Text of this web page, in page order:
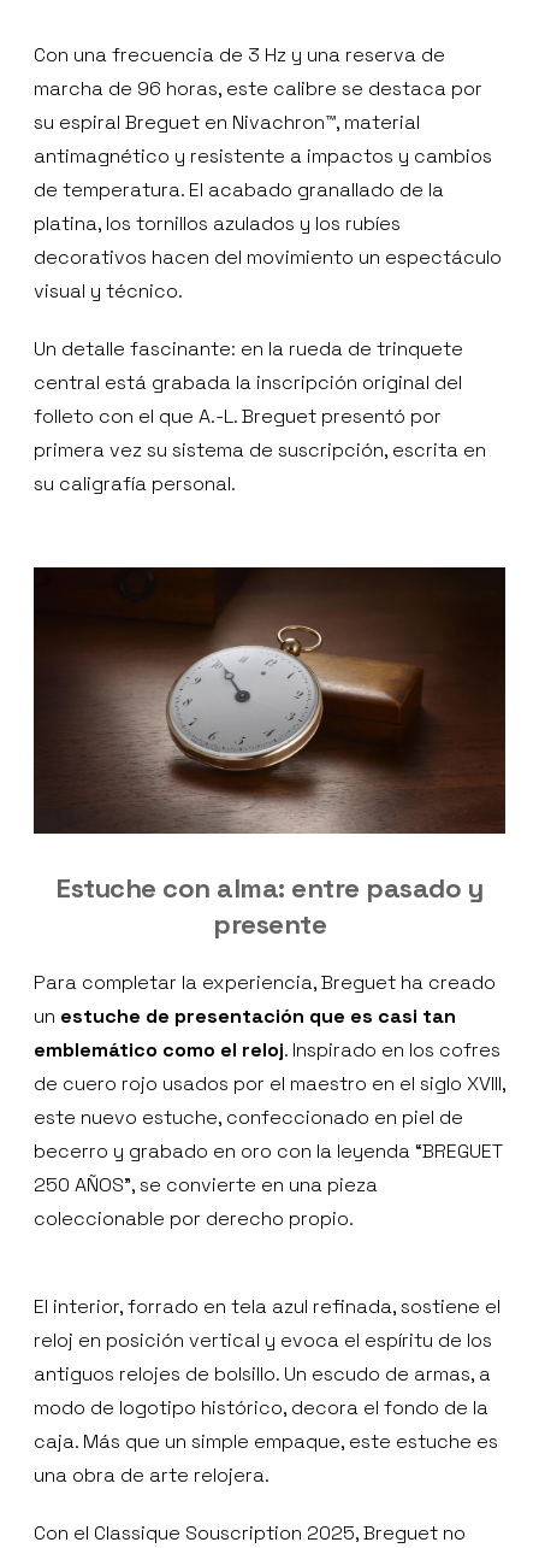
Con una frecuencia de 3 Hz y una reserva de
marcha de 96 horas, este calibre se destaca por
su espiral Breguet en Nivachron™, material
antimagnético y resistente a impactos y cambios
de temperatura. El acabado granallado de la
platina, los tornillos azulados y los rubíes
decorativos hacen del movimiento un espectáculo
visual y técnico.
Un detalle fascinante: en la rueda de trinquete
central está grabada la inscripción original del
folleto con el que A.-L. Breguet presentó por
primera vez su sistema de suscripción, escrita en
su caligrafía personal.
Estuche con alma: entre pasado y
presente
Para completar la experiencia, Breguet ha creado
un estuche de presentación que es casi tan
emblemático como el reloj. Inspirado en los cofres
de cuero rojo usados por el maestro en el siglo XVIII,
este nuevo estuche, confeccionado en piel de
becerro y grabado en oro con la leyenda “BREGUET
250 AÑOS”, se convierte en una pieza
coleccionable por derecho propio.
El interior, forrado en tela azul refinada, sostiene el
reloj en posición vertical y evoca el espíritu de los
antiguos relojes de bolsillo. Un escudo de armas, a
modo de logotipo histórico, decora el fondo de la
caja. Más que un simple empaque, este estuche es
una obra de arte relojera.
Con el Classique Souscription 2025, Breguet no